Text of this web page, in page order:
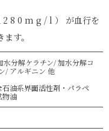
2 8 0 m g / l ） が⾎⾏を
す。
分解ケラチン/ 加⽔分解コ
/ アルギニン 他
油系界面活性剤・パラペ
物油